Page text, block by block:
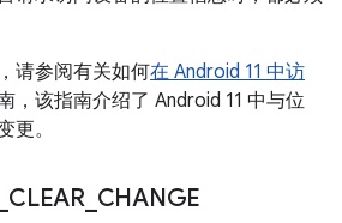
请参阅有关如何在 Android 11 中访
，该指南介绍了 Android 11 中与位
更。
CLEAR_ CHANGE